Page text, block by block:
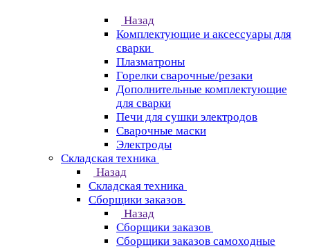
Назад
Комплектующие и аксессуары для
сварки
Плазматроны
Горелки сварочные/резаки
Дополнительные комплектующие
для сварки
Печи для сушки электродов
Сварочные маски
Электроды
Складская техника
Назад
Складская техника
Сборщики заказов
Назад
Сборщики заказов
Сборщики заказов самоходные